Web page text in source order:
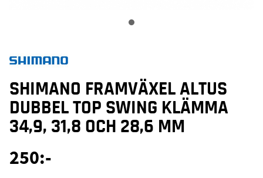
SHIMANO FRAMVÄXEL ALTUS
DUBBEL TOP SWING KLÄMMA
34,9, 31,8 OCH 28,6 MM
250:-